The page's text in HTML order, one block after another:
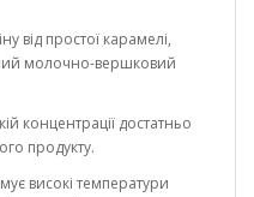
від простої карамелі,
молочно-вершковий
концентрації достатньо
продукту.
високі температури